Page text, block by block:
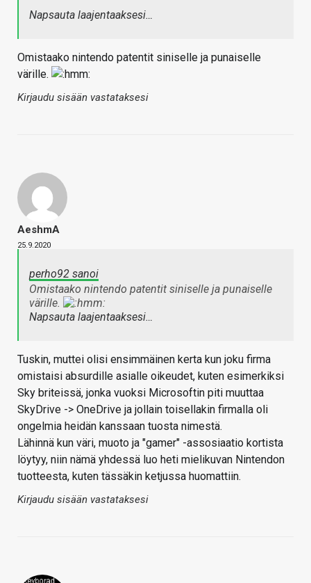
Napsauta laajentaaksesi…
Omistaako nintendo patentit siniselle ja punaiselle
värille.
Kirjaudu sisään vastataksesi
AeshmA
25.9.2020
perho92 sanoi
Omistaako nintendo patentit siniselle ja punaiselle
värille.
Napsauta laajentaaksesi…
Tuskin, muttei olisi ensimmäinen kerta kun joku firma
omistaisi absurdille asialle oikeudet, kuten esimerkiksi
Sky briteissä, jonka vuoksi Microsoftin piti muuttaa
SkyDrive -> OneDrive ja jollain toisellakin firmalla oli
ongelmia heidän kanssaan tuosta nimestä.
Lähinnä kun väri, muoto ja "gamer" -assosiaatio kortista
löytyy, niin nämä yhdessä luo heti mielikuvan Nintendon
tuotteesta, kuten tässäkin ketjussa huomattiin.
Kirjaudu sisään vastataksesi